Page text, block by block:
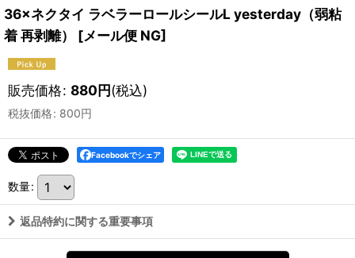
36×ネクタイ ラベラーロールシールL yesterday（弱粘
着 再剥離）
[メール便 NG]
販売価格: 880円(税込)
税抜価格: 800円
Facebookでシェア
数量:
返品特約に関する重要事項